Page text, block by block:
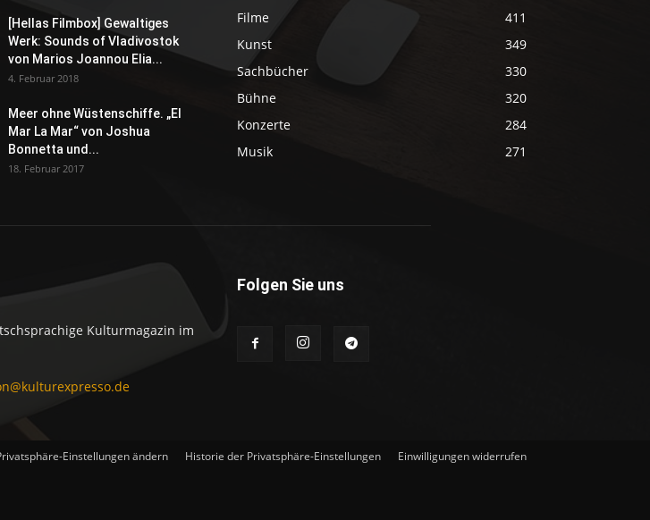
[Hellas Filmbox] Gewaltiges
Werk: Sounds of Vladivostok
von Marios Joannou Elia...
4. Februar 2018
Meer ohne Wüstenschiffe. „El
Mar La Mar“ von Joshua
Bonnetta und...
18. Februar 2017
Filme
411
Kunst
349
Sachbücher
330
Bühne
320
Konzerte
284
Musik
271
Kulturmagazin im
Folgen Sie uns
Einstellungen ändern Historie der Privatsphäre-Einstellungen Einwilligungen widerrufen